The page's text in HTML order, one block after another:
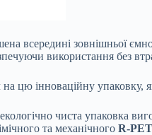
всередині зовнішньої
використання без
цю інноваційну
чиста упаковка
та механічного R-PET